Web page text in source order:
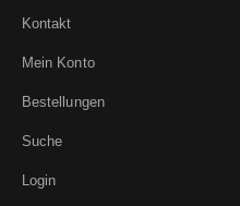
Kontakt
Mein Konto
Bestellungen
Suche
Login